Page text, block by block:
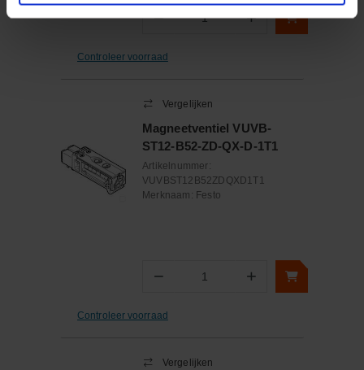
− Aantal +
Controleer voorraad
Vergelijken
Magneetventiel VUVB-
ST12-B52-ZD-QX-D-1T1
Artikelnummer:
VUVBST12B52ZDQXD1T1
Merknaam: Festo
− Aantal +
Controleer voorraad
Vergelijken